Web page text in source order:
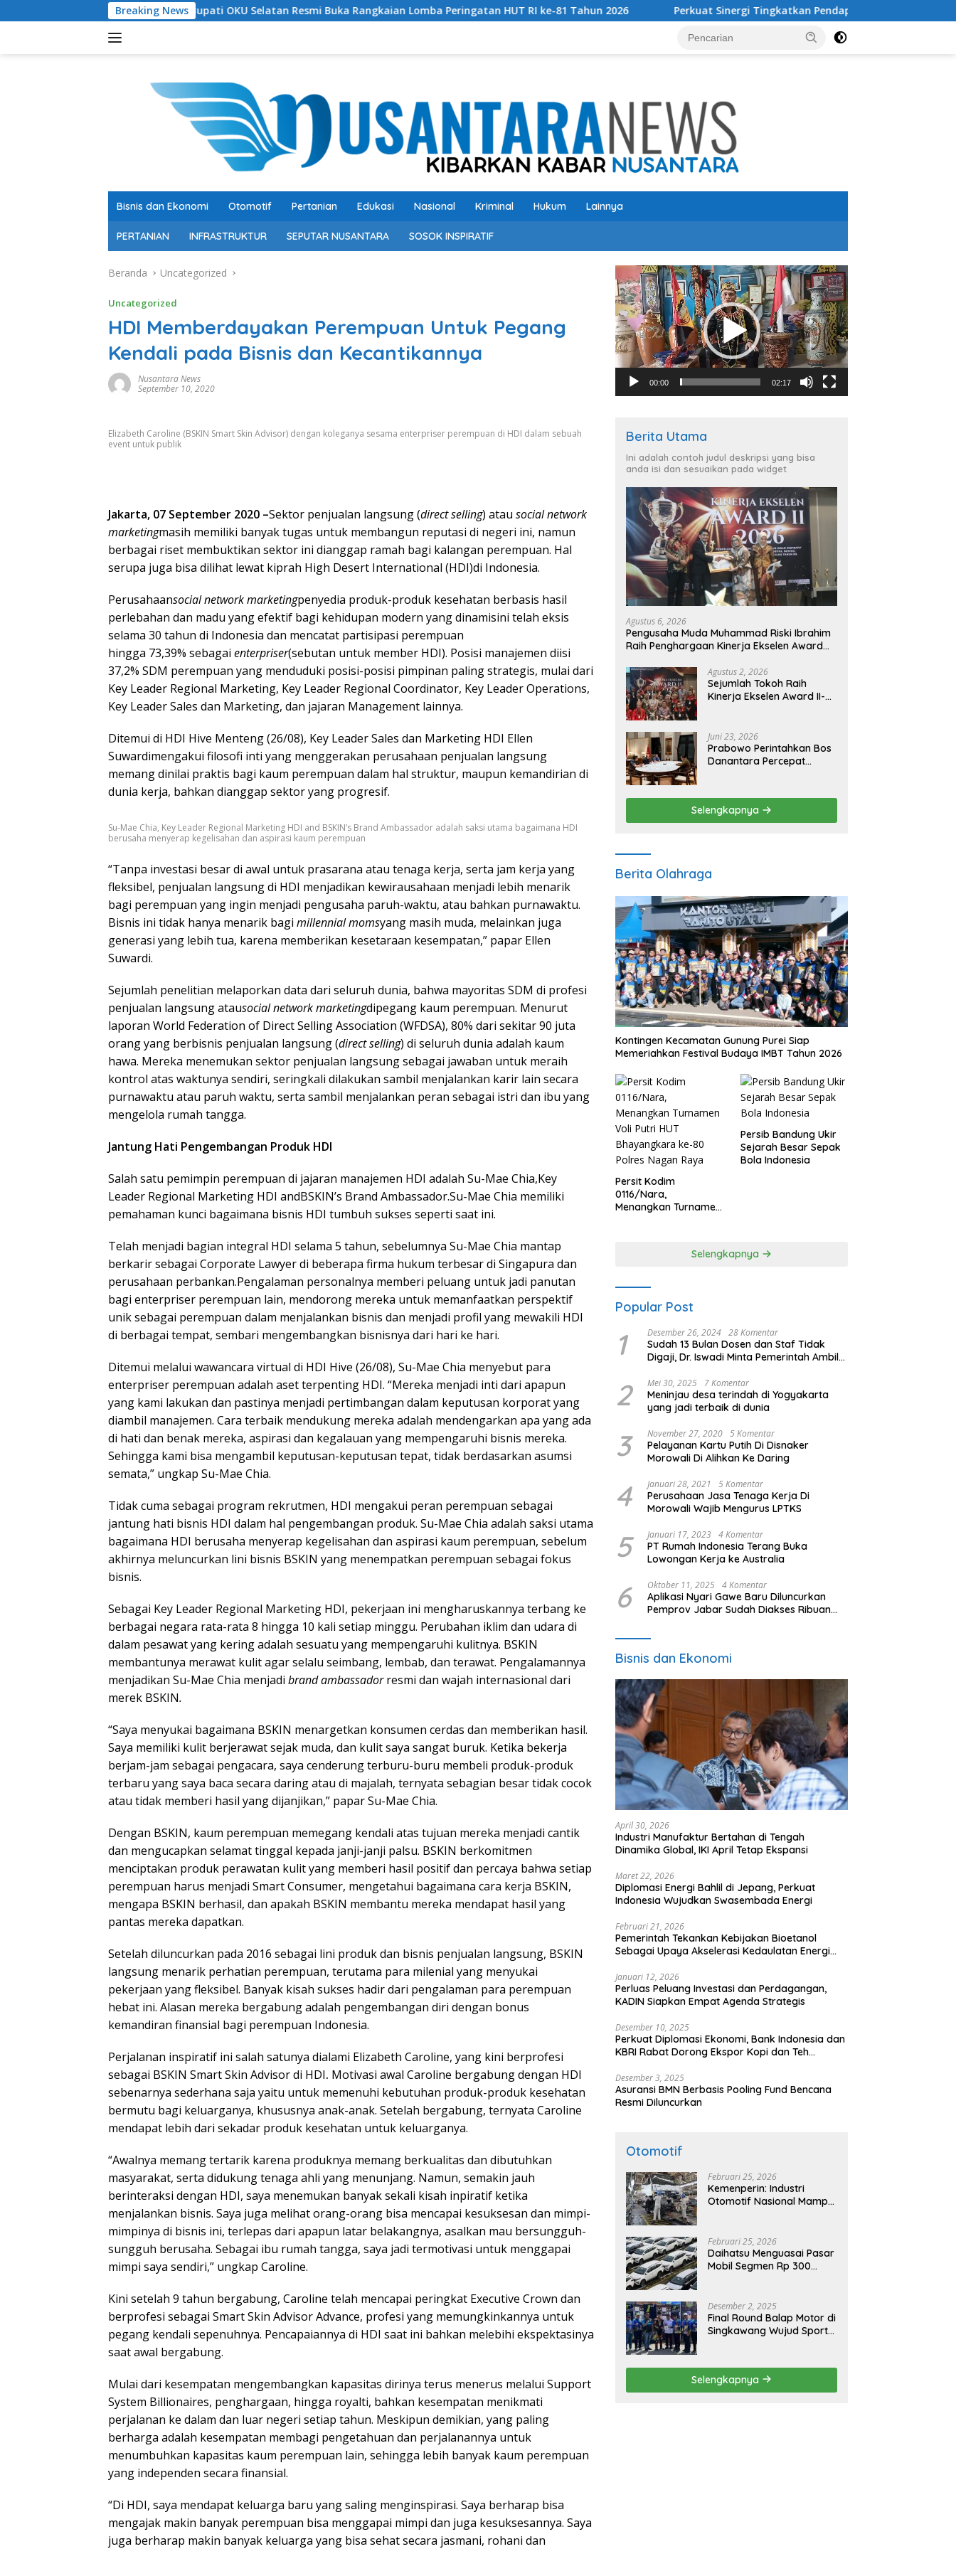
ke
Breaking News
Bupati OKU Selatan Resmi Buka Rangkaian Lomba Peringatan HUT RI ke-81 Tahun 2026 Perkuat Sinergi Tingkatkan Pendapatan Daerah, Bupati Terima Audensi
Bisnis dan Ekonomi Otomotif Pertanian Edukasi Nasional Kriminal Hukum Lainnya
PERTANIAN INFRASTRUKTUR SEPUTAR NUSANTARA SOSOK INSPIRATIF
Beranda Uncategorized
Uncategorized
HDI Memberdayakan Perempuan Untuk Pegang
Kendali pada Bisnis dan Kecantikannya
Nusantara News
September 10, 2020
Elizabeth Caroline (BSKIN Smart Skin Advisor) dengan koleganya sesama enterpriser perempuan di HDI dalam sebuah
event untuk publik
Jakarta, 07 September 2020 –Sektor penjualan langsung (direct selling) atau social network
marketingmasih memiliki banyak tugas untuk membangun reputasi di negeri ini, namun
berbagai riset membuktikan sektor ini dianggap ramah bagi kalangan perempuan. Hal
serupa juga bisa dilihat lewat kiprah High Desert International (HDI)di Indonesia.
Perusahaansocial network marketingpenyedia produk-produk kesehatan berbasis hasil
perlebahan dan madu yang efektif bagi kehidupan modern yang dinamisini telah eksis
selama 30 tahun di Indonesia dan mencatat partisipasi perempuan
hingga 73,39% sebagai enterpriser(sebutan untuk member HDI). Posisi manajemen diisi
37,2% SDM perempuan yang menduduki posisi-posisi pimpinan paling strategis, mulai dari
Key Leader Regional Marketing, Key Leader Regional Coordinator, Key Leader Operations,
Key Leader Sales dan Marketing, dan jajaran Management lainnya.
Ditemui di HDI Hive Menteng (26/08), Key Leader Sales dan Marketing HDI Ellen
Suwardimengakui filosofi inti yang menggerakan perusahaan penjualan langsung
memang dinilai praktis bagi kaum perempuan dalam hal struktur, maupun kemandirian di
dunia kerja, bahkan dianggap sektor yang progresif.
Su-Mae Chia, Key Leader Regional Marketing HDI and BSKIN’s Brand Ambassador adalah saksi utama bagaimana HDI
berusaha menyerap kegelisahan dan aspirasi kaum perempuan
“Tanpa investasi besar di awal untuk prasarana atau tenaga kerja, serta jam kerja yang
fleksibel, penjualan langsung di HDI menjadikan kewirausahaan menjadi lebih menarik
bagi perempuan yang ingin menjadi pengusaha paruh-waktu, atau bahkan purnawaktu.
Bisnis ini tidak hanya menarik bagi millennial momsyang masih muda, melainkan juga
generasi yang lebih tua, karena memberikan kesetaraan kesempatan,” papar Ellen
Suwardi.
Sejumlah penelitian melaporkan data dari seluruh dunia, bahwa mayoritas SDM di profesi
penjualan langsung atausocial network marketingdipegang kaum perempuan. Menurut
laporan World Federation of Direct Selling Association (WFDSA), 80% dari sekitar 90 juta
orang yang berbisnis penjualan langsung (direct selling) di seluruh dunia adalah kaum
hawa. Mereka menemukan sektor penjualan langsung sebagai jawaban untuk meraih
kontrol atas waktunya sendiri, seringkali dilakukan sambil menjalankan karir lain secara
purnawaktu atau paruh waktu, serta sambil menjalankan peran sebagai istri dan ibu yang
mengelola rumah tangga.
Jantung Hati Pengembangan Produk HDI
Salah satu pemimpin perempuan di jajaran manajemen HDI adalah Su-Mae Chia,Key
Leader Regional Marketing HDI andBSKIN’s Brand Ambassador.Su-Mae Chia memiliki
pemahaman kunci bagaimana bisnis HDI tumbuh sukses seperti saat ini.
Telah menjadi bagian integral HDI selama 5 tahun, sebelumnya Su-Mae Chia mantap
berkarir sebagai Corporate Lawyer di beberapa firma hukum terbesar di Singapura dan
perusahaan perbankan.Pengalaman personalnya memberi peluang untuk jadi panutan
bagi enterpriser perempuan lain, mendorong mereka untuk memanfaatkan perspektif
unik sebagai perempuan dalam menjalankan bisnis dan menjadi profil yang mewakili HDI
di berbagai tempat, sembari mengembangkan bisnisnya dari hari ke hari.
Ditemui melalui wawancara virtual di HDI Hive (26/08), Su-Mae Chia menyebut para
enterpriser perempuan adalah aset terpenting HDI. “Mereka menjadi inti dari apapun
yang kami lakukan dan pastinya menjadi pertimbangan dalam keputusan korporat yang
diambil manajemen. Cara terbaik mendukung mereka adalah mendengarkan apa yang ada
di hati dan benak mereka, aspirasi dan kegalauan yang mempengaruhi bisnis mereka.
Sehingga kami bisa mengambil keputusan-keputusan tepat, tidak berdasarkan asumsi
semata,” ungkap Su-Mae Chia.
Tidak cuma sebagai program rekrutmen, HDI mengakui peran perempuan sebagai
jantung hati bisnis HDI dalam hal pengembangan produk. Su-Mae Chia adalah saksi utama
bagaimana HDI berusaha menyerap kegelisahan dan aspirasi kaum perempuan, sebelum
akhirnya meluncurkan lini bisnis BSKIN yang menempatkan perempuan sebagai fokus
bisnis.
Sebagai Key Leader Regional Marketing HDI, pekerjaan ini mengharuskannya terbang ke
berbagai negara rata-rata 8 hingga 10 kali setiap minggu. Perubahan iklim dan udara di
dalam pesawat yang kering adalah sesuatu yang mempengaruhi kulitnya. BSKIN
membantunya merawat kulit agar selalu seimbang, lembab, dan terawat. Pengalamannya
menjadikan Su-Mae Chia menjadi brand ambassadorresmi dan wajah internasional dari
merek BSKIN.
“Saya menyukai bagaimana BSKIN menargetkan konsumen cerdas dan memberikan hasil.
Saya memiliki kulit berjerawat sejak muda, dan kulit saya sangat buruk. Ketika bekerja
berjam-jam sebagai pengacara, saya cenderung terburu-buru membeli produk-produk
terbaru yang saya baca secara daring atau di majalah, ternyata sebagian besar tidak cocok
atau tidak memberi hasil yang dijanjikan,” papar Su-Mae Chia.
Dengan BSKIN, kaum perempuan memegang kendali atas tujuan mereka menjadi cantik
dan mengucapkan selamat tinggal kepada janji-janji palsu. BSKIN berkomitmen
menciptakan produk perawatan kulit yang memberi hasil positif dan percaya bahwa setiap
perempuan harus menjadi Smart Consumer, mengetahui bagaimana cara kerja BSKIN,
mengapa BSKIN berhasil, dan apakah BSKIN membantu mereka mendapat hasil yang
pantas mereka dapatkan.
Setelah diluncurkan pada 2016 sebagai lini produk dan bisnis penjualan langsung, BSKIN
langsung menarik perhatian perempuan, terutama para milenial yang menyukai
pekerjaan yang fleksibel. Banyak kisah sukses hadir dari pengalaman para perempuan
hebat ini. Alasan mereka bergabung adalah pengembangan diri dengan bonus
kemandiran finansial bagi perempuan Indonesia.
Perjalanan inspiratif ini salah satunya dialami Elizabeth Caroline, yang kini berprofesi
sebagai BSKIN Smart Skin Advisor di HDI. Motivasi awal Caroline bergabung dengan HDI
sebenarnya sederhana saja yaitu untuk memenuhi kebutuhan produk-produk kesehatan
bermutu bagi keluarganya, khususnya anak-anak. Setelah bergabung, ternyata Caroline
mendapat lebih dari sekadar produk kesehatan untuk keluarganya.
“Awalnya memang tertarik karena produknya memang berkualitas dan dibutuhkan
masyarakat, serta didukung tenaga ahli yang menunjang. Namun, semakin jauh
berinteraksi dengan HDI, saya menemukan banyak sekali kisah inpiratif ketika
menjalankan bisnis. Saya juga melihat orang-orang bisa mencapai kesuksesan dan mimpi-
mimpinya di bisnis ini, terlepas dari apapun latar belakangnya, asalkan mau bersungguh-
sungguh berusaha. Sebagai ibu rumah tangga, saya jadi termotivasi untuk menggapai
mimpi saya sendiri,” ungkap Caroline.
Kini setelah 9 tahun bergabung, Caroline telah mencapai peringkat Executive Crown dan
berprofesi sebagai Smart Skin Advisor Advance, profesi yang memungkinkannya untuk
pegang kendali sepenuhnya. Pencapaiannya di HDI saat ini bahkan melebihi ekspektasinya
saat awal bergabung.
Mulai dari kesempatan mengembangkan kapasitas dirinya terus menerus melalui Support
System Billionaires, penghargaan, hingga royalti, bahkan kesempatan menikmati
perjalanan ke dalam dan luar negeri setiap tahun. Meskipun demikian, yang paling
berharga adalah kesempatan membagi pengetahuan dan perjalanannya untuk
menumbuhkan kapasitas kaum perempuan lain, sehingga lebih banyak kaum perempuan
yang independen secara finansial.
“Di HDI, saya mendapat keluarga baru yang saling menginspirasi. Saya berharap bisa
mengajak makin banyak perempuan bisa menggapai mimpi dan juga kesuksesannya. Saya
juga berharap makin banyak keluarga yang bisa sehat secara jasmani, rohani dan
Pemutar
Video
00:00 02:17
Berita Utama
Ini adalah contoh judul deskripsi yang bisa
anda isi dan sesuaikan pada widget
Agustus 6, 2026
Pengusaha Muda Muhammad Riski Ibrahim
Raih Penghargaan Kinerja Ekselen Award
Agustus 2, 2026
Sejumlah Tokoh Raih
Kinerja Ekselen Award II-
Juni 23, 2026
Prabowo Perintahkan Bos
Danantara Percepat
Ekonomi Baru
Selengkapnya
Berita Olahraga
Kontingen Kecamatan Gunung Purei Siap
Memeriahkan Festival Budaya IMBT Tahun 2026
Persit Kodim
0116/Nara,
Menangkan Turnamen
Persib Bandung Ukir
Sejarah Besar Sepak
Bola Indonesia
Selengkapnya
Popular Post
1 Desember 26, 2024 28 Komentar
Sudah 13 Bulan Dosen dan Staf Tidak
Digaji, Dr. Iswadi Minta Pemerintah Ambil
2 Mei 30, 2025 7 Komentar
Meninjau desa terindah di Yogyakarta
yang jadi terbaik di dunia
3 November 27, 2020 5 Komentar
Pelayanan Kartu Putih Di Disnaker
Morowali Di Alihkan Ke Daring
4 Januari 28, 2021 5 Komentar
Perusahaan Jasa Tenaga Kerja Di
Morowali Wajib Mengurus LPTKS
5 Januari 17, 2023 4 Komentar
PT Rumah Indonesia Terang Buka
Lowongan Kerja ke Australia
6 Oktober 11, 2025 4 Komentar
Aplikasi Nyari Gawe Baru Diluncurkan
Pemprov Jabar Sudah Diakses Ribuan
Bisnis dan Ekonomi
April 30, 2026
Industri Manufaktur Bertahan di Tengah
Dinamika Global, IKI April Tetap Ekspansi
Maret 22, 2026
Diplomasi Energi Bahlil di Jepang, Perkuat
Indonesia Wujudkan Swasembada Energi
Februari 21, 2026
Pemerintah Tekankan Kebijakan Bioetanol
Sebagai Upaya Akselerasi Kedaulatan Energi
Januari 12, 2026
Perluas Peluang Investasi dan Perdagangan,
KADIN Siapkan Empat Agenda Strategis
Desember 10, 2025
Perkuat Diplomasi Ekonomi, Bank Indonesia dan
KBRI Rabat Dorong Ekspor Kopi dan Teh
Desember 3, 2025
Asuransi BMN Berbasis Pooling Fund Bencana
Resmi Diluncurkan
Otomotif
Februari 25, 2026
Kemenperin: Industri
Otomotif Nasional Mampu
Februari 25, 2026
Daihatsu Menguasai Pasar
Mobil Segmen Rp 300
Desember 2, 2025
Final Round Balap Motor di
Singkawang Wujud Sports
Selengkapnya